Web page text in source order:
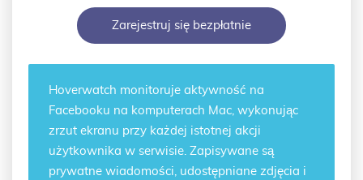
Zarejestruj się bezpłatnie
Hoverwatch monitoruje aktywność na
Facebooku na komputerach Mac, wykonując
zrzut ekranu przy każdej istotnej akcji
użytkownika w serwisie. Zapisywane są
prywatne wiadomości, udostępniane zdjęcia i